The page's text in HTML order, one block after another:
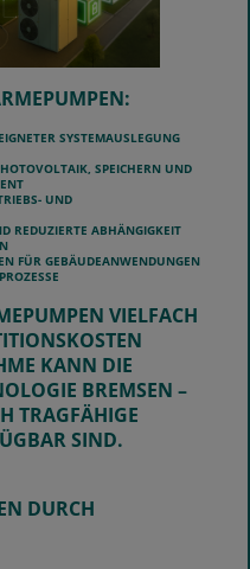
SYSTEMAUSLEGUNG
SPEICHERN UND
UND
REDUZIERTE ABHÄNGIGKEIT
FÜR GEBÄUDEANWENDUNGEN
VIELFACH
KANN DIE
BREMSEN –
TRAGFÄHIGE
SIND.
DURCH